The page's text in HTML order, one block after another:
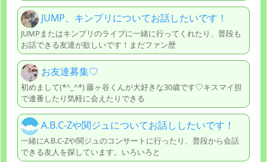
JUMP、キンプリについてお話したいです！
JUMPまたはキンプリのライブに一緒に行ってくれたり、普段も
お話できる友達が欲しいです！まだファン歴
お友達募集♡
初めまして(*^_^*) 藤ヶ谷くんが大好きな30歳です♡キスマイ担
で連番したり気軽に会えたりできる
A.B.C-Zや関ジュについてお話ししたいです！
一緒にA.B.C-Zや関ジュのコンサートに行ったり、普段から会話
できる友人を探しています。いろいろと